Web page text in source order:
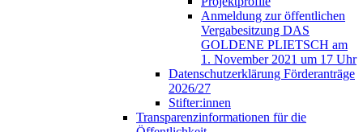
Anmeldung zur öffentlichen
Vergabesitzung DAS
GOLDENE PLIETSCH am
1. November 2021 um 17 Uhr
Datenschutzerklärung Förderanträge
2026/27
Stifter:innen
Transparenzinformationen für die